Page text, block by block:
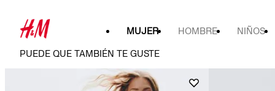
MUJER HOMBRE NIÑOS
PUEDE QUE TAMBIÉN TE GUSTE